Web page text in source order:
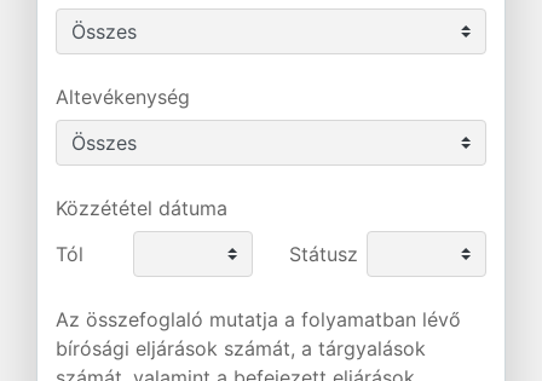
Altevékenység
Közzététel dátuma
Tól
Státusz
Az összefoglaló mutatja a folyamatban lévő
bírósági eljárások számát, a tárgyalások